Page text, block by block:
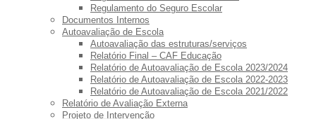
Regulamento do Seguro Escolar
Documentos Internos
Autoavaliação de Escola
Autoavaliação das estruturas/serviços
Relatório Final – CAF Educação
Relatório de Autoavaliação de Escola 2023/2024
Relatório de Autoavaliação de Escola 2022-2023
Relatório de Autoavaliação de Escola 2021/2022
Relatório de Avaliação Externa
Projeto de Intervenção